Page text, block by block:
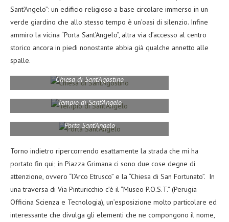
Sant’Angelo”: un edificio religioso a base circolare immerso in un
verde giardino che allo stesso tempo è un’oasi di silenzio. Infine
ammiro la vicina “Porta Sant’Angelo”, altra via d’accesso al centro
storico ancora in piedi nonostante abbia già qualche annetto alle
spalle.
Chiesa di Sant’Agostino
Tempio di Sant’Angelo
Porta Sant’Angelo
Torno indietro ripercorrendo esattamente la strada che mi ha
portato fin qui; in Piazza Grimana ci sono due cose degne di
attenzione, ovvero “l’Arco Etrusco” e la “Chiesa di San Fortunato”. In
una traversa di Via Pinturicchio c’è il “Museo P.O.S.T.” (Perugia
Officina Scienza e Tecnologia), un’esposizione molto particolare ed
interessante che divulga gli elementi che ne compongono il nome,